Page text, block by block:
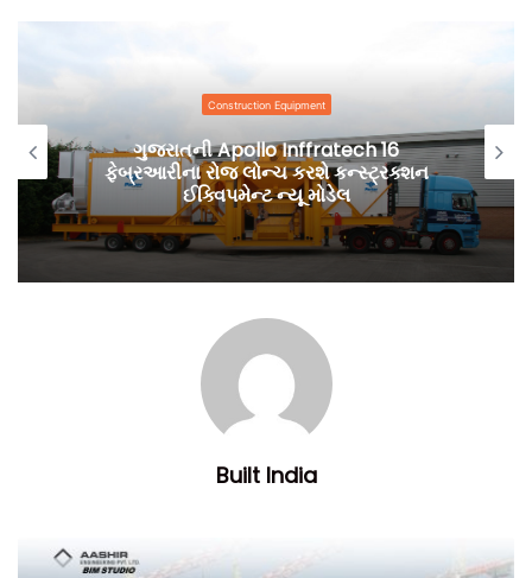
Construction Equipment
ગુજરાતની Apollo Inffratech 16
ફેબ્રઆરીના રોજ લોન્ચ કરશે કન્સ્ટ્રક્શન
ઈક્વિપમેન્ટ ન્યૂ મોડેલ
Built India